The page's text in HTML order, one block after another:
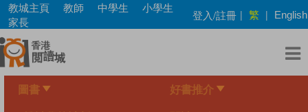
Skip
main
content
教城主頁 教師 中學生
小學生
家長
登入/註冊 | 繁 | English
圖書 好書推介